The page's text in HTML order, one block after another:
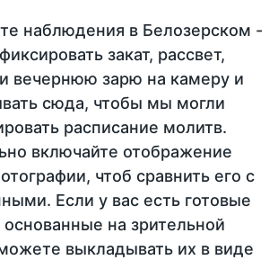
наблюдения в Белозерском -
закат, рассвет,
вечернюю зарю на камеру и
сюда, чтобы мы могли
расписание молитв.
включайте отображение
чтоб сравнить его с
Если у вас есть готовые
основанные на зрительной
выкладывать их в виде